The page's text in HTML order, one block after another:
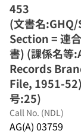
453
(文書名
Section = 連
書) (課係名
Records
File, 1951-
号:25)
Call No. (NDL)
AG(A) 03759